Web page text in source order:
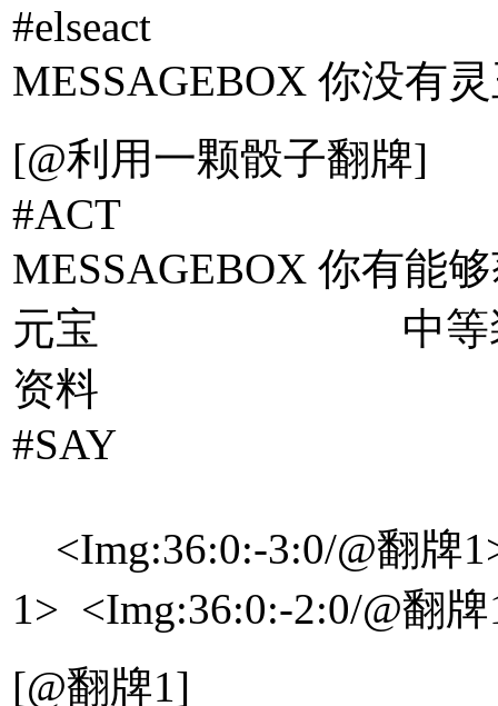
#elseact
MESSAGEBOX 你没有
[@利用一颗骰子翻牌]
#ACT
MESSAGEBOX 你
元宝 中
资料
#SAY
<Img:36:0:-3:0/@翻牌
1> <Img:36:0:-2:0/@翻牌
[@翻牌1]